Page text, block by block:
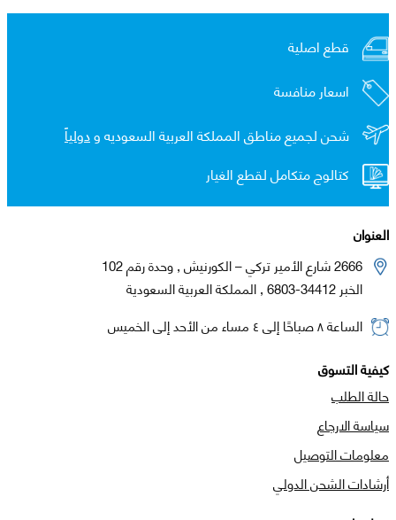
قطع اصلية
اسعار منافسة
شحن لجميع مناطق المملكة العربية السعوديه ودولياً
كتالوج متكامل لقطع الغيار
العنوان
2666 شارع الأمير تركي – الكورنيش , وحدة رقم 102
الخبر 34412-6803 , المملكة العربية السعودية
الساعة ٨ صباحًا إلى ٤ مساء من الأحد إلى الخميس
كيفية التسوق
حالة الطلب
سياسة الارجاع
معلومات التوصيل
أرشادات الشحن الدولي